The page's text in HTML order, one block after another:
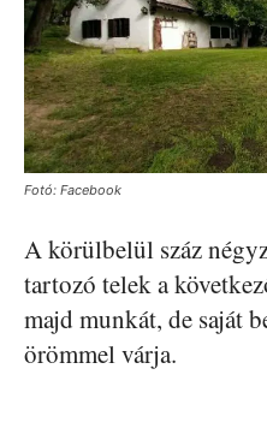
Fotó: Facebook
A körülbelül száz
tartozó telek a
majd munkát, de saját
örömmel várja.